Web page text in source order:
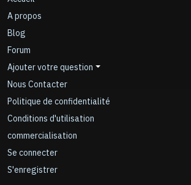
A propos
Blog
Forum
Ajouter votre question
Nous Contacter
Politique de confidentialité
Conditions d'utilisation
commercialisation
Se connecter
S'enregistrer